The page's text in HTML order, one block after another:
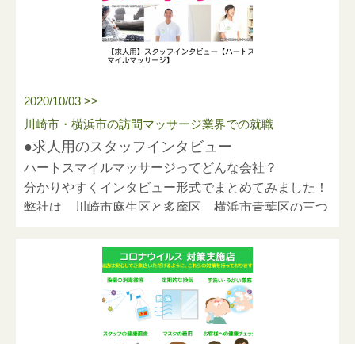
節可動域拡大、転倒予防、行います。
会話による精神的ケアなど様々な効果を期待できま
無料での体験施術も行っているので是非
2020/10/03 >>
川崎市・横浜市の訪問マッサージ業界での就職
●求人用のスタッフインタビュー
ハートスマイルマッサージってどんな会社？
分かりやすくインタビュー形式でまとめてみました！
弊社は、川崎市麻生区と多摩区、横浜市青葉区の三つ